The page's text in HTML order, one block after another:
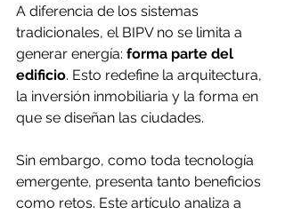
A diferencia de los sistemas
tradicionales, el BIPV no se limita a
generar energía: forma parte del
edificio. Esto redefine la arquitectura,
la inversión inmobiliaria y la forma en
que se diseñan las ciudades.
Sin embargo, como toda tecnología
emergente, presenta tanto beneficios
como retos. Este artículo analiza a